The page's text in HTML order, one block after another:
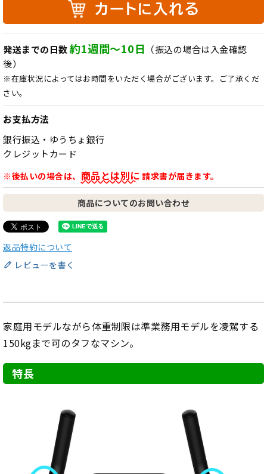
発送までの日数約1週間～10日 （振込の場合は入金確認
後）
※在庫状況によってはお時間をいただく場合がございます。ご了承くだ
さい。
お支払方法
銀行振込・ゆうちょ銀行
クレジットカード
※後払いの場合は、 商品とは別に 請求書が届きます。
商品についてのお問い合わせ
返品特約について
レビューを書く
家庭用モデルながら体重制限は準業務用モデルを凌駕する
150kgまで可のタフなマシン。
特長